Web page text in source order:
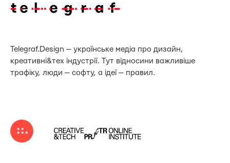
Telegraf.Design — українське медіа про дизайн,
креативні&тех індустрії. Тут відносини важливіше
трафіку, люди — софту, а ідеї — правил.